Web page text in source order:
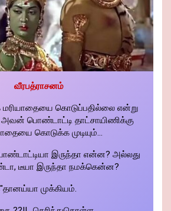
வீரபத்ராசனம்
மரியாதையை கொடுப்பதில்லை என்று
அவன் பொண்டாட்டி தாட்சாயிணிக்கு
கொடுக்க முடியும்...
இருந்தா என்ன? அல்லது
டீயா இருந்தா நமக்கென்ன?
முக்கியம்.